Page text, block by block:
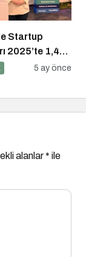
Startup
2025’te 1,4
Ulaştı5 ay önce
alanlar* ile